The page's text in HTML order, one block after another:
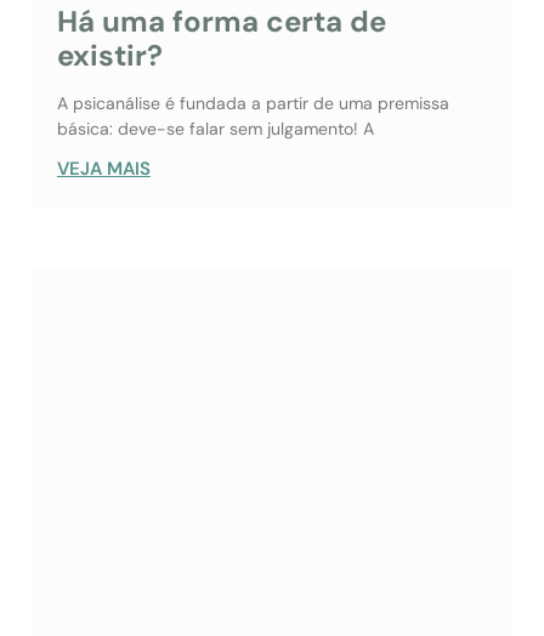
Há uma forma certa de
existir?
A psicanálise é fundada a partir de uma premissa
básica: deve-se falar sem julgamento! A
VEJA MAIS